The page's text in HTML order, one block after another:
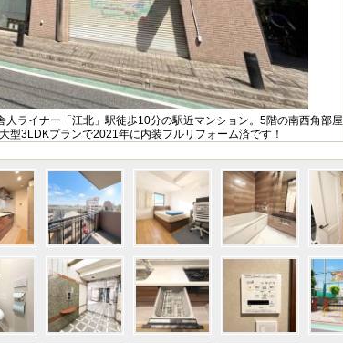
ライナー「江北」駅徒歩10分の駅近マンション。5階の南西角部屋
型3LDKプランで2021年に内装フルリフォーム済です！